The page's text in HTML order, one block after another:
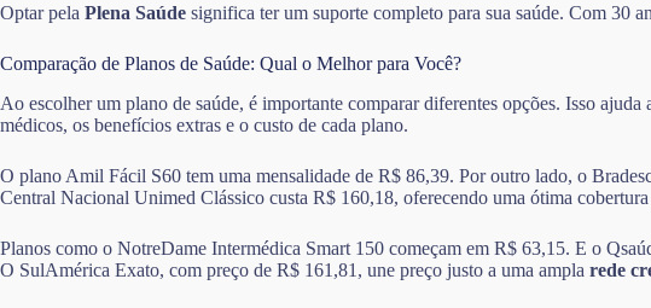
Optar pela Plena Saúde significa ter um suporte completo para sua saúde. Com 30
Comparação de Planos de Saúde: Qual o Melhor para Você?
Ao escolher um plano de saúde, é importante comparar diferentes opções. Isso
médicos, os benefícios extras e o custo de cada plano.
O plano Amil Fácil S60 tem uma mensalidade de R$ 86,39. Por outro lado, o
Central Nacional Unimed Clássico custa R$ 160,18, oferecendo uma ótima
Planos como o NotreDame Intermédica Smart 150 começam em R$ 63,15. E o
O SulAmérica Exato, com preço de R$ 161,81, une preço justo a uma ampla rede